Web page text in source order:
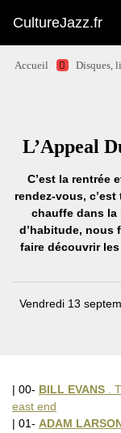
CultureJazz.fr
Accueil Disques,
L’Appeal
C’est la rentrée
rendez-vous,
chauffe dans la
d’habitude, nous
faire découvrir
Vendredi 13
| 00- BILL EVANS .
east end
| 01- ADAM